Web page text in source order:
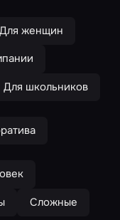
Для женщин
Для школьников
Сложные